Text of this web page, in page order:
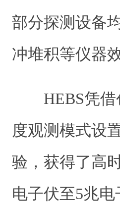
部分探测设备
冲堆积等仪器
HEBS凭借
度观测模式设
验，获得了高
电子伏至5兆